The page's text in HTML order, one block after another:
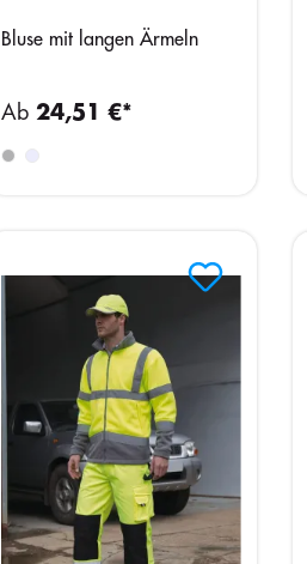
Bluse mit langen Ärmeln
Ab 24,51 €*